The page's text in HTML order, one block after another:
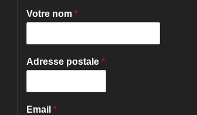
Votre nom *
Adresse postale *
Email *